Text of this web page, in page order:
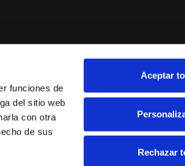
funciones de
del sitio web
con otra
de sus
Aceptar
Rechazar
Serrats